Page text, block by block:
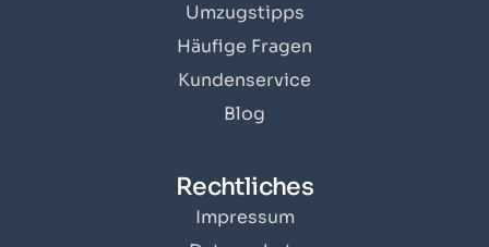
Umzugstipps
Häufige Fragen
Kundenservice
Blog
Rechtliches
Impressum